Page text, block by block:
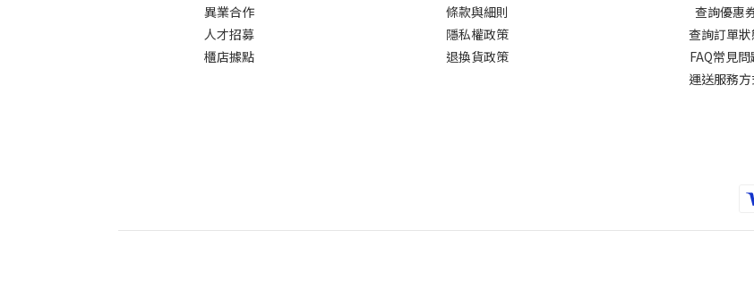
異業合作
人才招募
櫃店據點
條款與細則
隱私權政策
退換貨政策
查詢優惠
查詢訂單狀
FAQ常見問
運送服務